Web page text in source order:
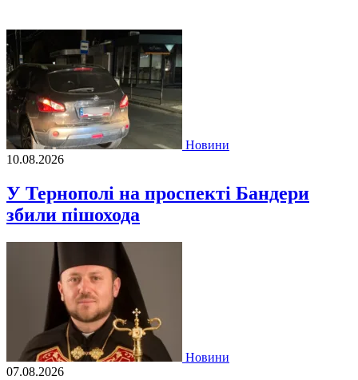
Новини
10.08.2026
У Тернополі на проспекті Бандери
збили пішохода
Новини
07.08.2026